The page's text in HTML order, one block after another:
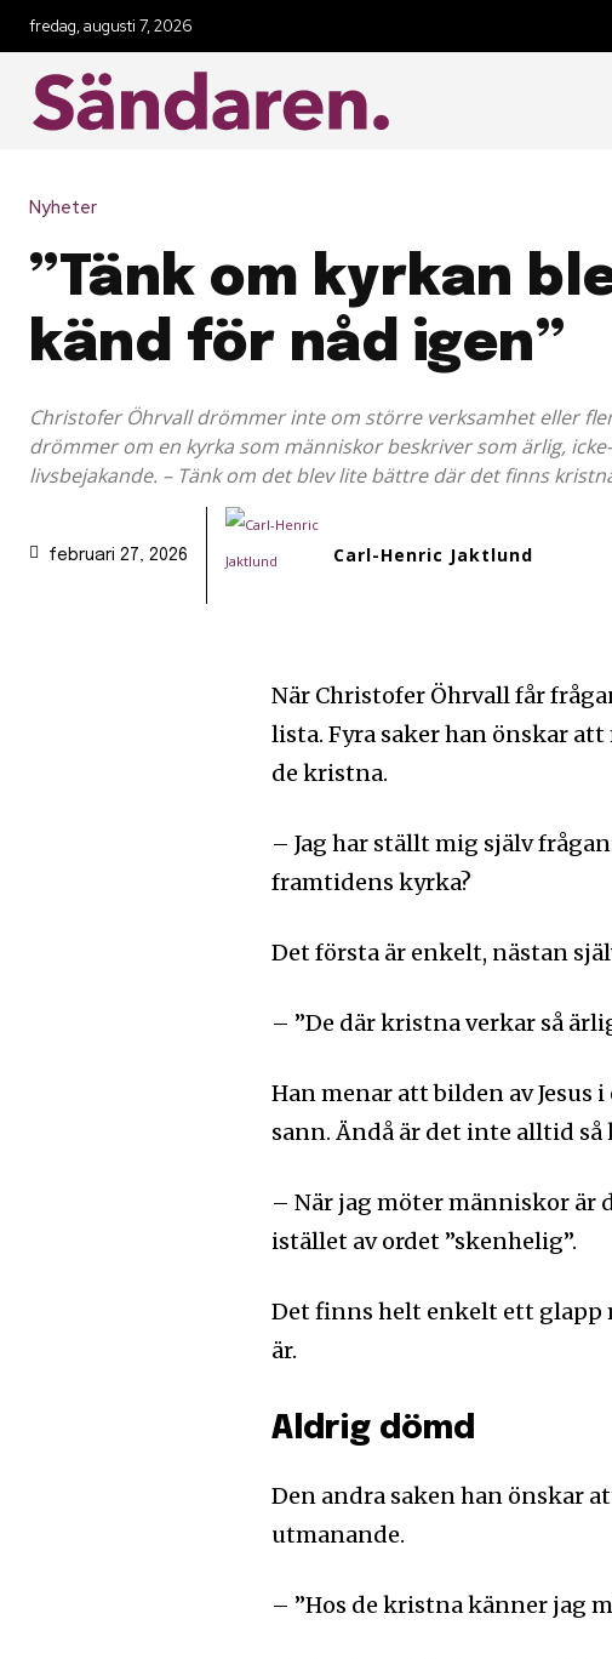
fredag, augusti 7, 2026
Nyheter
”Tänk om kyrkan
känd för nåd igen”
Christofer Öhrvall drömmer inte om större verksamhet eller
drömmer om en kyrka som människor beskriver som ärlig,
livsbejakande. – Tänk om det blev lite bättre där det finns
februari 27, 2026 Carl-Henric Jaktlund
När Christofer Öhrvall får
lista. Fyra saker han önskar
de kristna.
– Jag har ställt mig själv
framtidens kyrka?
Det första är enkelt, nästan
– ”De där kristna verkar så
Han menar att bilden av Jesus
sann. Ändå är det inte alltid
– När jag möter människor är
istället av ordet ”skenhelig”.
Det finns helt enkelt ett glapp
är.
Aldrig dömd
Den andra saken han önskar
utmanande.
– ”Hos de kristna känner jag